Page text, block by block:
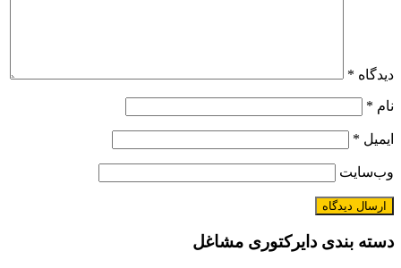
دیدگاه *
نام *
ایمیل *
وب‌سایت
دسته بندی دایرکتوری مشاغل